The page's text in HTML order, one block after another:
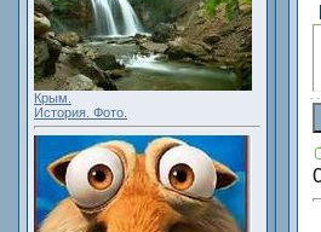
Крым.
История. Фото.